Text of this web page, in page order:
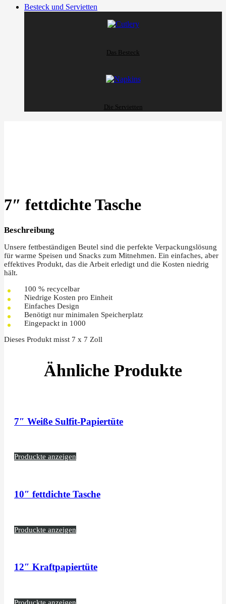
Besteck und Servietten
Das Besteck
Die Servietten
7″ fettdichte Tasche
Beschreibung
Unsere fettbeständigen Beutel sind die perfekte Verpackungslösung
für warme Speisen und Snacks zum Mitnehmen. Ein einfaches, aber
effektives Produkt, das die Arbeit erledigt und die Kosten niedrig
hält.
100 % recycelbar
Niedrige Kosten pro Einheit
Einfaches Design
Benötigt nur minimalen Speicherplatz
Eingepackt in 1000
Dieses Produkt misst 7 x 7 Zoll
Ähnliche Produkte
7″ Weiße Sulfit-Papiertüte
Produckte anzeigen
10″ fettdichte Tasche
Produckte anzeigen
12″ Kraftpapiertüte